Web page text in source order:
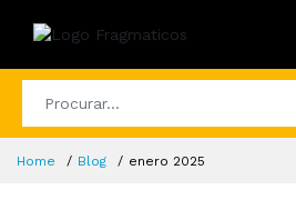
Home Blog enero 2025